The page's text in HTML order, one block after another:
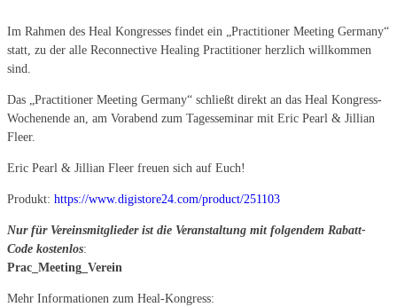
Im Rahmen des Heal Kongresses findet ein „Practitioner Meeting Germany“
statt, zu der alle Reconnective Healing Practitioner herzlich willkommen
sind.
Das „Practitioner Meeting Germany“ schließt direkt an das Heal Kongress-
Wochenende an, am Vorabend zum Tagesseminar mit Eric Pearl & Jillian
Fleer.
Eric Pearl & Jillian Fleer freuen sich auf Euch!
Produkt: https://www.digistore24.com/product/251103
Nur für Vereinsmitglieder ist die Veranstaltung mit folgendem Rabatt-
Code kostenlos:
Prac_Meeting_Verein
Mehr Informationen zum Heal-Kongress: